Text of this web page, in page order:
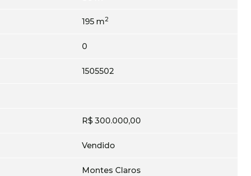
195 m2
0
1505502
R$ 300.000,00
Vendido
Montes Claros